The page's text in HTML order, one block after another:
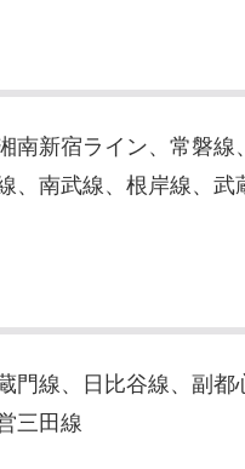
南新宿ライン、常磐
、南武線、根岸線、
門線、日比谷線、副
三田線